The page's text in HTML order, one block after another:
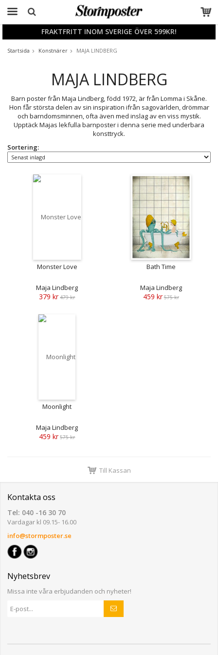
FRAKTFRITT INOM SVERIGE ÖVER 599KR!
Startsida Konstnärer MAJA LINDBERG
MAJA LINDBERG
Barn poster från Maja Lindberg, född 1972, är från Lomma i Skåne.
Hon får största delen av sin inspiration ifrån sagovärlden, drömmar
och barndomsminnen, ofta även med inslag av en viss mystik.
Upptäck Majas lekfulla barnposter i denna serie med underbara
konsttryck.
Sortering:
Monster Love
Maja Lindberg
379 kr 479 kr
Bath Time
Maja Lindberg
459 kr 575 kr
Moonlight
Maja Lindberg
459 kr 575 kr
Till Kassan
Kontakta oss
Tel: 040 -16 30 70
Vardagar kl 09.15- 16.00
info@stormposter.se
Nyhetsbrev
Missa inte våra erbjudanden och nyheter!